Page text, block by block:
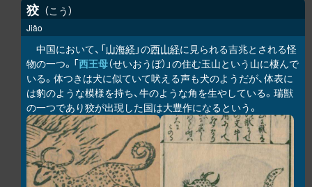
狡 こう
Jiǎo
中国において、「山海経 」の西山経に見られる吉兆とされる怪
物の一つ。「西王母（せいおうぼ）」の住む玉山という山に棲んで
いる。体つきは犬に似ていて吠える声も犬のようだが、体表に
は豹のような模様を持ち、牛のような角を生やしている。瑞獣
の一つであり狡が出現した国は大豊作になるという。